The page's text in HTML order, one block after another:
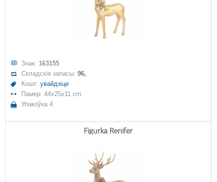
Знак: 163155
Складскія запасы:96,
Кошт:увайдзіце
Памер: 44x25x11 cm
Упакоўка 4
Figurka Renifer